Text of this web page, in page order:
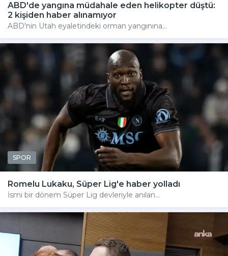
ABD'de yangına müdahale eden helikopter düştü:
2 kişiden haber alınamıyor
ABD'nin Utah eyaletindeki orman yangınına...
SPOR
Romelu Lukaku, Süper Lig'e haber yolladı
İsmi bir dönem Süper Lig devleriyle anılan...